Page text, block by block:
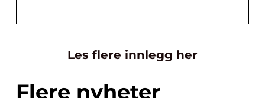
Les flere innlegg her
Flere nyheter